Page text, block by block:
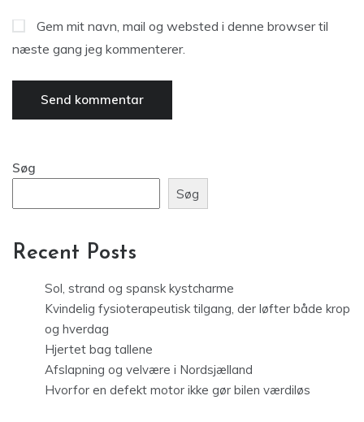
Gem mit navn, mail og websted i denne browser til
næste gang jeg kommenterer.
Søg
Søg
Recent Posts
Sol, strand og spansk kystcharme
Kvindelig fysioterapeutisk tilgang, der løfter både krop
og hverdag
Hjertet bag tallene
Afslapning og velvære i Nordsjælland
Hvorfor en defekt motor ikke gør bilen værdiløs